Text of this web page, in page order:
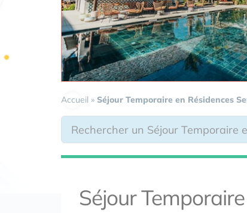
Accueil » Séjour Temporaire en Résidences
Séjour